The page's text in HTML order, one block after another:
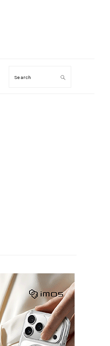
Search